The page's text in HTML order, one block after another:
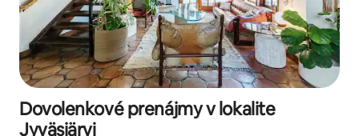
Dovolenkové prenájmy v lokalite
Jyväsjärvi